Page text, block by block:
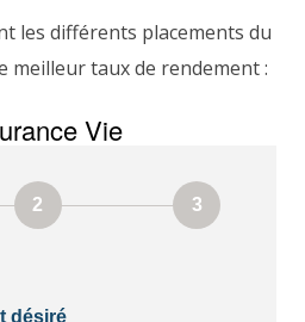
les différents placements du
meilleur taux de rendement :